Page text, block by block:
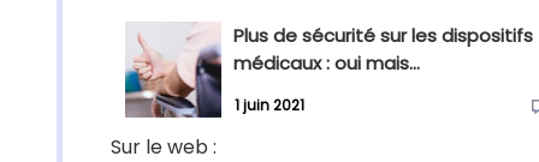
Plus de sécurité sur les dispositifs
médicaux : oui mais...
1 juin 2021
Sur le web :